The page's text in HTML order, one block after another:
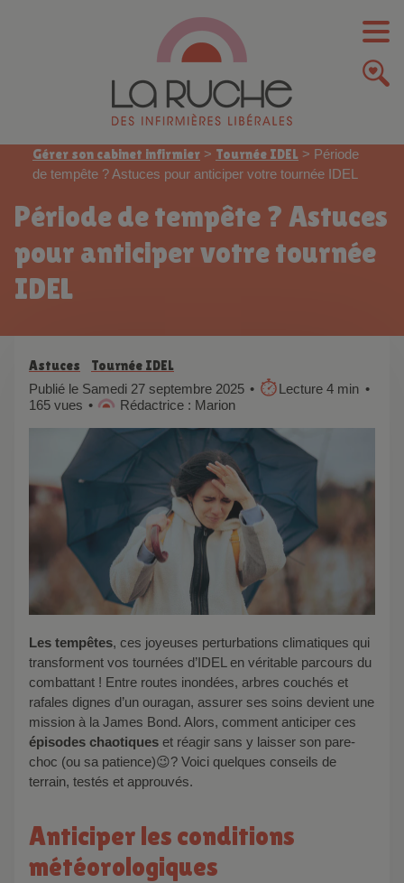
Gérer son cabinet infirmier > Tournée IDEL > Période
de tempête ? Astuces pour anticiper votre tournée IDEL
Période de tempête ? Astuces
pour anticiper votre tournée
IDEL
Astuces
Tournée IDEL
Publié le Samedi 27 septembre 2025
Lecture 4 min
165 vues
Rédactrice : Marion
Les tempêtes, ces joyeuses perturbations climatiques qui
transforment vos tournées d’IDEL en véritable parcours du
combattant ! Entre routes inondées, arbres couchés et
rafales dignes d’un ouragan, assurer ses soins devient une
mission à la James Bond. Alors, comment anticiper ces
épisodes chaotiques et réagir sans y laisser son pare-
choc (ou sa patience)😉? Voici quelques conseils de
terrain, testés et approuvés.
Anticiper les conditions
météorologiques